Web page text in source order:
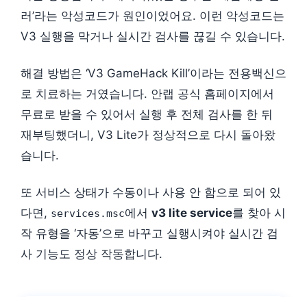
러’라는 악성코드가 원인이었어요. 이런 악성코드는
V3 실행을 막거나 실시간 검사를 끊길 수 있습니다.
해결 방법은 ‘V3 GameHack Kill’이라는 전용백신으
로 치료하는 거였습니다. 안랩 공식 홈페이지에서
무료로 받을 수 있어서 실행 후 전체 검사를 한 뒤
재부팅했더니, V3 Lite가 정상적으로 다시 돌아왔
습니다.
또 서비스 상태가 수동이나 사용 안 함으로 되어 있
다면, services.msc에서 v3 lite service를 찾아 시
작 유형을 ‘자동’으로 바꾸고 실행시켜야 실시간 검
사 기능도 정상 작동합니다.